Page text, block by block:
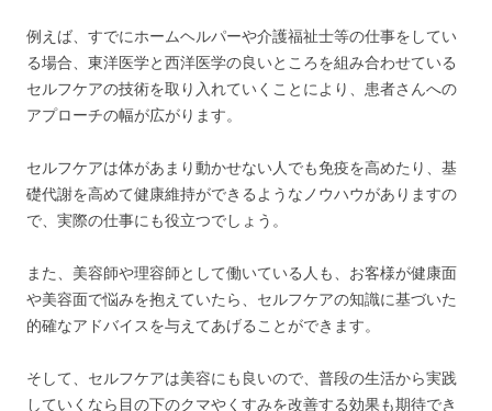
例えば、すでにホームヘルパーや介護福祉士等の仕事をしてい
る場合、東洋医学と西洋医学の良いところを組み合わせている
セルフケアの技術を取り入れていくことにより、患者さんへの
アプローチの幅が広がります。
セルフケアは体があまり動かせない人でも免疫を高めたり、基
礎代謝を高めて健康維持ができるようなノウハウがありますの
で、実際の仕事にも役立つでしょう。
また、美容師や理容師として働いている人も、お客様が健康面
や美容面で悩みを抱えていたら、セルフケアの知識に基づいた
的確なアドバイスを与えてあげることができます。
そして、セルフケアは美容にも良いので、普段の生活から実践
していくなら目の下のクマやくすみを改善する効果も期待でき